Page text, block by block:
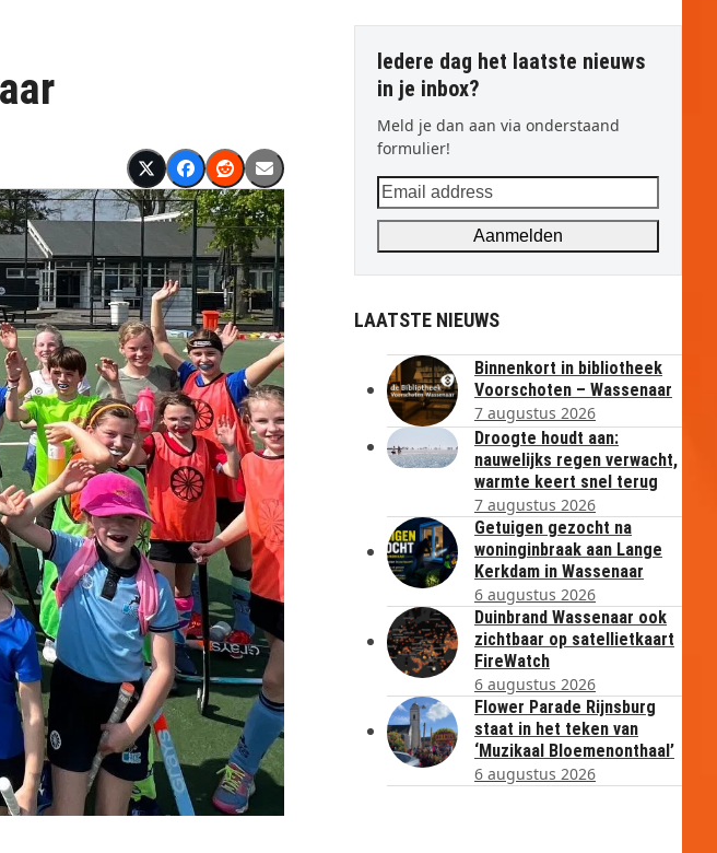
Iedere dag het laatste nieuws
in je inbox?
Meld je dan aan via onderstaand
formulier!
Email
address
Aanmelden
LAATSTE NIEUWS
Binnenkort in bibliotheek
Voorschoten – Wassenaar
7 augustus 2026
Droogte houdt aan:
nauwelijks regen verwacht,
warmte keert snel terug
7 augustus 2026
Getuigen gezocht na
woninginbraak aan Lange
Kerkdam in Wassenaar
6 augustus 2026
Duinbrand Wassenaar ook
zichtbaar op satellietkaart
FireWatch
6 augustus 2026
Flower Parade Rijnsburg
staat in het teken van
‘Muzikaal Bloemenonthaal’
6 augustus 2026